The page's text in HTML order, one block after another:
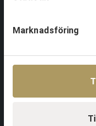
Marknadsföring
Aktiviteter
Referenser
Profil &